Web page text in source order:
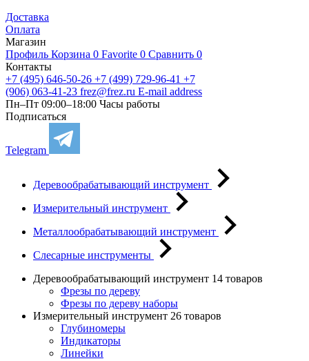
Доставка
Оплата
Магазин
Профиль Корзина 0 Favorite 0 Сравнить 0
Контакты
+7 (495) 646-50-26 +7 (499) 729-96-41 +7
(906) 063-41-23 frez@frez.ru E-mail address
Пн–Пт 09:00–18:00 Часы работы
Подписаться
Telegram
Деревообрабатывающий инструмент
Измерительный инструмент
Металлообрабатывающий инструмент
Слесарные инструменты
Деревообрабатывающий инструмент 14 товаров
Фрезы по дереву
Фрезы по дереву наборы
Измерительный инструмент 26 товаров
Глубиномеры
Индикаторы
Линейки